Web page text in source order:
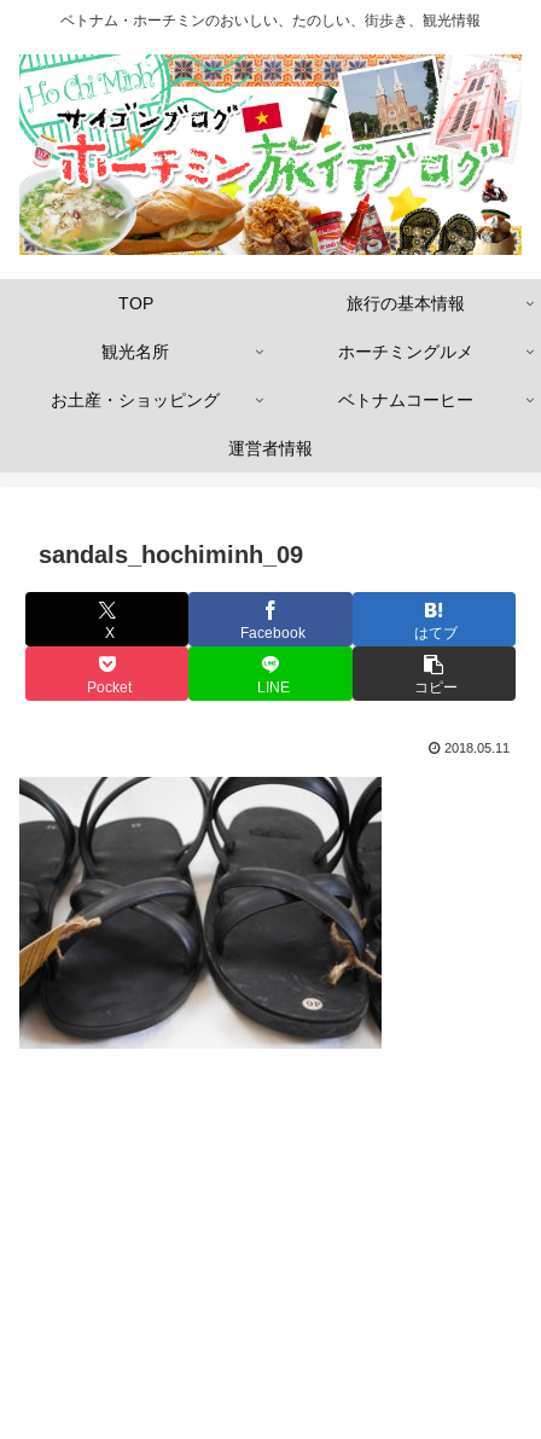
ベトナム・ホーチミンのおいしい、たのしい、街歩き、観光情報
TOP 旅行の基本情報
観光名所 ホーチミングルメ
お土産・ショッピング ベトナムコーヒー
運営者情報
sandals_hochiminh_09
X Facebook はてブ
Pocket LINE コピー
2018.05.11